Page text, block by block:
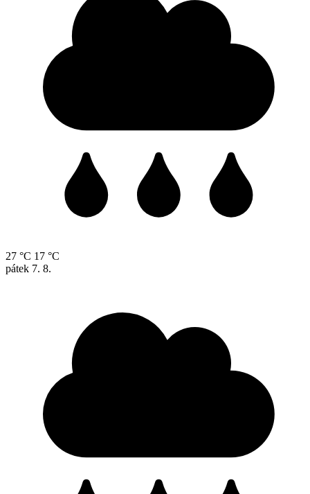
27 °C 17 °C
pátek 7. 8.